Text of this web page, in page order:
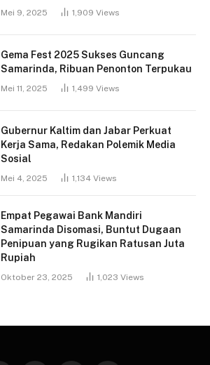
Mei 9, 2025 1,909 Views
Gema Fest 2025 Sukses Guncang
Samarinda, Ribuan Penonton Terpukau
Mei 11, 2025 1,499 Views
Gubernur Kaltim dan Jabar Perkuat
Kerja Sama, Redakan Polemik Media
Sosial
Mei 4, 2025 1,134 Views
Empat Pegawai Bank Mandiri
Samarinda Disomasi, Buntut Dugaan
Penipuan yang Rugikan Ratusan Juta
Rupiah
Oktober 23, 2025 1,023 Views